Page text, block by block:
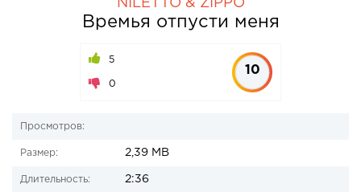
NILETTO & ZIPPO
Времья отпусти меня
5
0
10
Просмотров:
Размер: 2,39 MB
Длительность: 2:36